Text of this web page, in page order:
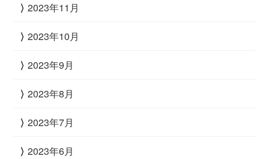
2023年11月
2023年10月
2023年9月
2023年8月
2023年7月
2023年6月